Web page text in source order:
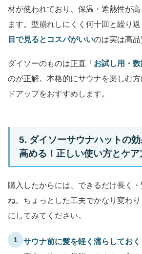
材が使われており、保温・遮熱性が
ます。型崩れしにくく何十回と繰り返
目で見るとコスパがいいのは実は高品
ダイソーのものは正直「 お試し用・
のが正解。本格的にサウナを楽しむ
ドアップをおすすめします。
5. ダイソーサウナハットの
高める！正しい使い方とケア
購入したからには、できるだけ長く
ね。ちょっとした工夫でかなり変わ
にしてみてください。
1
サウナ前に髪を軽く濡らしておく